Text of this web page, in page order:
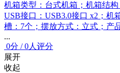
机箱类型：台式机箱；机箱结构
USB接口：USB3.0接口 x2；机
槽：7个；摆放方式：立式；产
...
0分 /0人评分
展开
收起